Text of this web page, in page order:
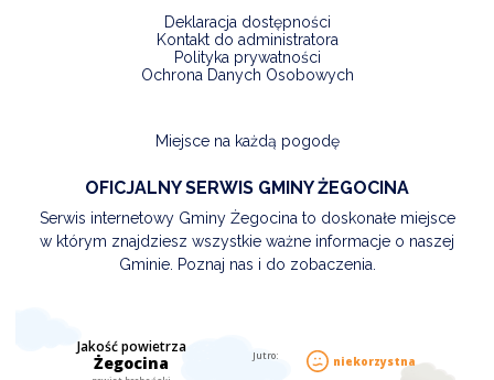
Deklaracja dostępności
Kontakt do administratora
Polityka prywatności
Ochrona Danych Osobowych
Miejsce na każdą pogodę
OFICJALNY SERWIS GMINY ŻEGOCINA
Serwis internetowy Gminy Żegocina to doskonałe miejsce
w którym znajdziesz wszystkie ważne informacje o naszej
Gminie. Poznaj nas i do zobaczenia.